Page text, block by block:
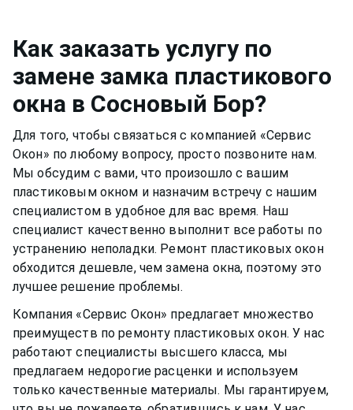
резиновый уплотнитель. Вещества, которые
разбавлены в растворе, могут испортить
качество материала рамы или резину.
скапливалась пыль.Если уделять хотя бы немного
времени пластиковому окну, оно может
прослужить вам долгими тихими и теплыми
годами.
Как заказать услугу по
замене замка пластикового
окна в Сосновый Бор?
Для того, чтобы связаться с компанией «Сервис
Окон» по любому вопросу, просто позвоните нам.
Мы обсудим с вами, что произошло с вашим
пластиковым окном и назначим встречу с нашим
специалистом в удобное для вас время. Наш
специалист качественно выполнит все работы по
устранению неполадки. Ремонт пластиковых окон
обходится дешевле, чем замена окна, поэтому это
лучшее решение проблемы.
Компания «Сервис Окон» предлагает множество
преимуществ по ремонту пластиковых окон. У нас
работают специалисты высшего класса, мы
предлагаем недорогие расценки и используем
только качественные материалы. Мы гарантируем,